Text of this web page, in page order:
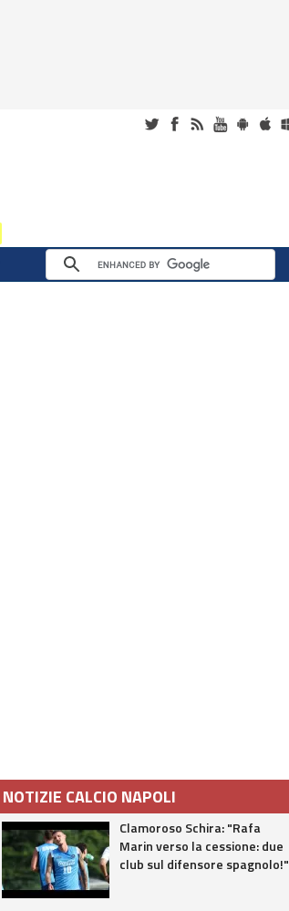
NOTIZIE CALCIO NAPOLI
Clamoroso Schira: "Rafa
Marin verso la cessione: due
club sul difensore spagnolo!"